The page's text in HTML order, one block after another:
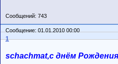
Сообщений: 743
Сообщение: 01.01.2010 00:00
1
schachmat,с днём